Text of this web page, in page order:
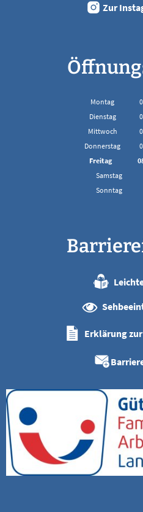
Zur
Montag
Dienstag
Mittwoch
Donnerstag
Freitag
Samstag
Sonntag
Erklärung